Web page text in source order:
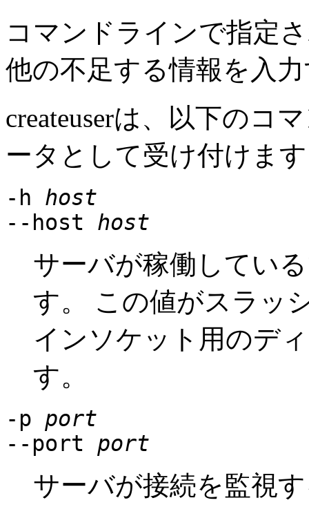
コマンドラインで指定
他の不足する情報を入
createuserは、以下のコ
ータとして受け付けま
-h host
--host host
サーバが稼働してい
す。 この値がスラッ
インソケット用のデ
す。
-p port
--port port
サーバが接続を監視